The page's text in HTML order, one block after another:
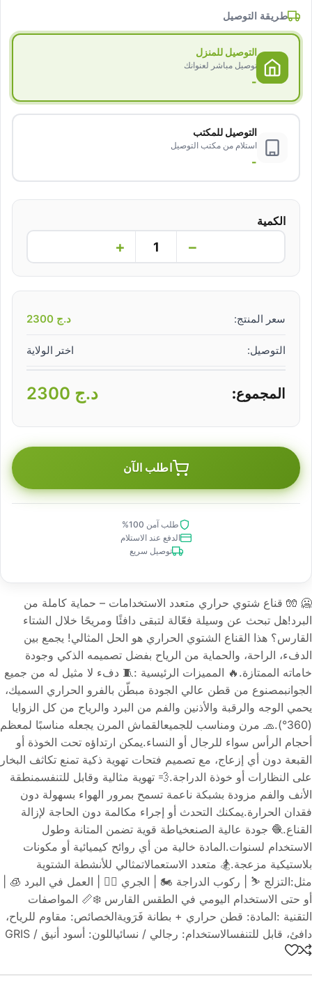
طريقة التوصيل
التوصيل للمنزل
توصيل مباشر لعنوانك
-
التوصيل للمكتب
استلام من مكتب التوصيل
-
الكمية
−
+
سعر المنتج: د.ج
التوصيل: اختر الولاية
المجموع: د.ج
اطلب الآن
طلب آمن 100%
الدفع عند الاستلام
توصيل سريع
🥶 🧤 قناع شتوي حراري متعدد الاستخدامات – حماية كاملة من
البرد!هل تبحث عن وسيلة فعّالة لتبقى دافئًا ومريحًا خلال الشتاء
القارس؟ هذا القناع الشتوي الحراري هو الحل المثالي! يجمع بين
الدفء، الراحة، والحماية من الرياح بفضل تصميمه الذكي وجودة
خاماته الممتازة.🔥 المميزات الرئيسية :🧵 دفء لا مثيل له من جميع
الجوانبمصنوع من قطن عالي الجودة مبطّن بالفرو الحراري السميك،
يحمي الوجه والرقبة والأذنين والفم من البرد والرياح من كل الزوايا
(360°).🧢 مرن ومناسب للجميعالقماش المرن يجعله مناسبًا لمعظم
أحجام الرأس سواء للرجال أو النساء.يمكن ارتداؤه تحت الخوذة أو
القبعة دون أي إزعاج، مع تصميم فتحات تهوية ذكية تمنع تكاثف البخار
على النظارات أو خوذة الدراجة.💨 تهوية مثالية وقابل للتنفسمنطقة
الأنف والفم مزودة بشبكة ناعمة تسمح بمرور الهواء بسهولة دون
فقدان الحرارة.يمكنك التحدث أو إجراء مكالمة دون الحاجة لإزالة
القناع.🧶 جودة عالية الصنعخياطة قوية تضمن المتانة وطول
الاستخدام لسنوات.المادة خالية من أي روائح كيميائية أو مكونات
بلاستيكية مزعجة.🏂 متعدد الاستعمالاتمثالي للأنشطة الشتوية
مثل:التزلج ⛷️ | ركوب الدراجة 🏍️ | الجري 🏃‍♂️ | العمل في البرد 🧊 |
أو حتى الاستخدام اليومي في الطقس القارس ❄️📏 المواصفات
التقنية :المادة: قطن حراري + بطانة فَرَويةالخصائص: مقاوم للرياح،
دافئ، قابل للتنفسالاستخدام: رجالي / نسائياللون: أسود أنيق / GRIS